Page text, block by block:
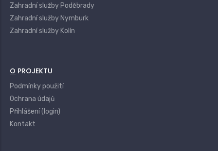
Zahradní služby Poděbrady
Zahradní služby Nymburk
Zahradní služby Kolín
O PROJEKTU
Podmínky použití
Ochrana údajů
Přihlášení (login)
Kontakt